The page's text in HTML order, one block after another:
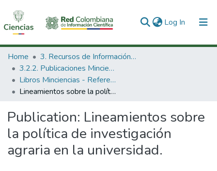
Log In (current)
Communities & Collections
All of DSpace
Statistics
Home
3. Recursos de Información Científica y Tecnológica
3.2.2. Publicaciones Minciencias
Libros Minciencias - Referenciales
Lineamientos sobre la política de investigación agraria en la universidad.
Publication: Lineamientos sobre
la política de investigación
agraria en la universidad.